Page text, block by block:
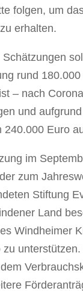
folgen, um
erhalten.
Schätzungen
rund
– nach
und
240.000 Euro
im
zum
Stiftung
Land
Windheimer
zu unterstützen.